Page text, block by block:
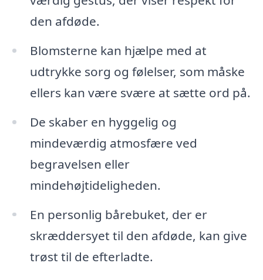
den afdøde.
Blomsterne kan hjælpe med at
udtrykke sorg og følelser, som måske
ellers kan være svære at sætte ord på.
De skaber en hyggelig og
mindeværdig atmosfære ved
begravelsen eller
mindehøjtideligheden.
En personlig bårebuket, der er
skræddersyet til den afdøde, kan give
trøst til de efterladte.